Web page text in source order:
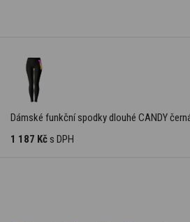
Dámské funkční spodky dlouhé CANDY
1 187 Kč s DPH